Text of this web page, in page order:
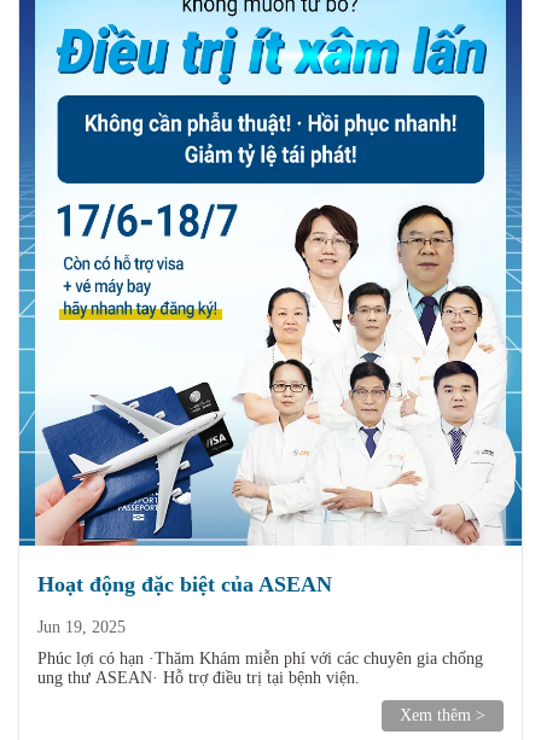
Hoạt động đặc biệt của ASEAN
Jun 19, 2025
Phúc lợi có hạn ·Thăm Khám miễn phí với các chuyên gia chống
ung thư ASEAN· Hỗ trợ điều trị tại bệnh viện.
Xem thêm >